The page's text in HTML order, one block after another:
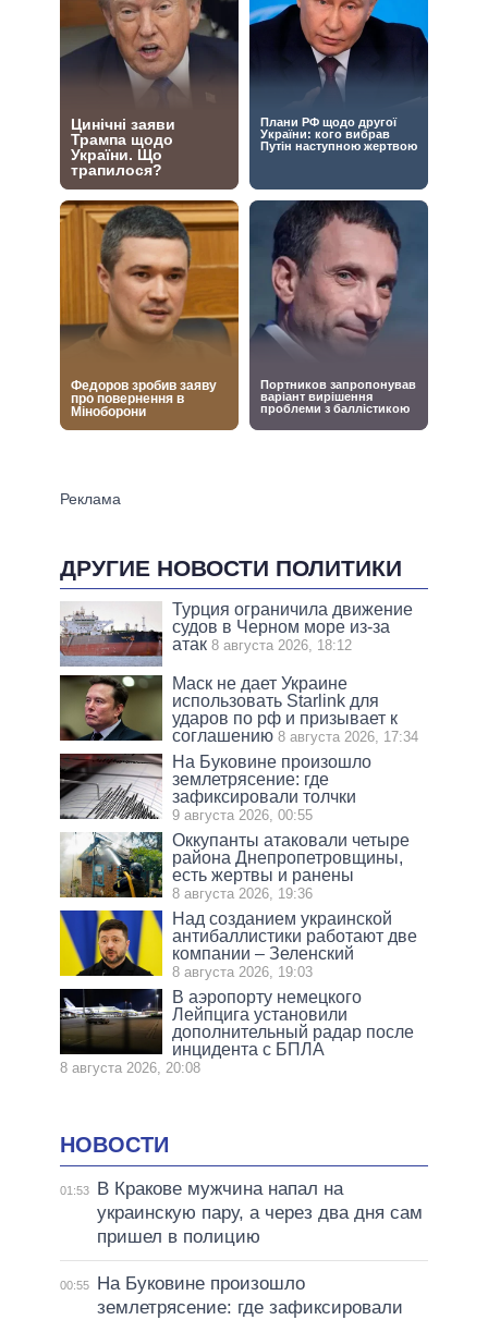
ДРУГИЕ НОВОСТИ ПОЛИТИКИ
Турция ограничила движение
судов в Черном море из-за
атак 8 августа 2026, 18:12
Маск не дает Украине
использовать Starlink для
ударов по рф и призывает к
соглашению 8 августа 2026, 17:34
На Буковине произошло
землетрясение: где
зафиксировали толчки
9 августа 2026, 00:55
Оккупанты атаковали четыре
района Днепропетровщины,
есть жертвы и ранены
8 августа 2026, 19:36
Над созданием украинской
антибаллистики работают две
компании – Зеленский
8 августа 2026, 19:03
В аэропорту немецкого
Лейпцига установили
дополнительный радар после
инцидента с БПЛА
8 августа 2026, 20:08
НОВОСТИ
01:53
В Кракове мужчина напал на
украинскую пару, а через два дня сам
пришел в полицию
00:55
На Буковине произошло
землетрясение: где зафиксировали